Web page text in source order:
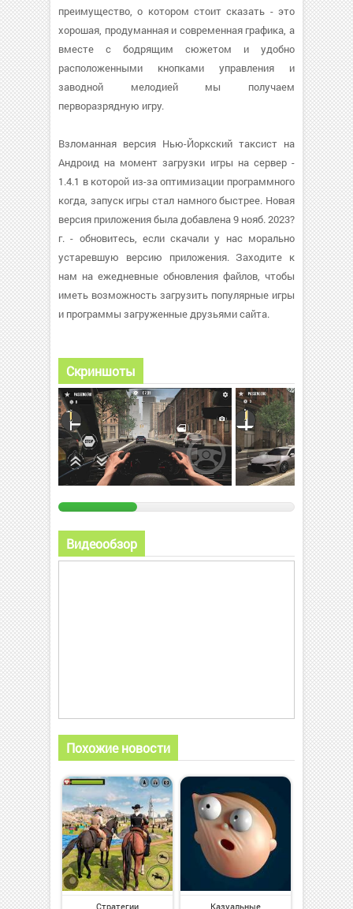
преимущество, о котором стоит сказать - это
хорошая, продуманная и современная графика, а
вместе с бодрящим сюжетом и удобно
расположенными кнопками управления и
заводной мелодией мы получаем
перворазрядную игру.
Взломанная версия Нью-Йоркский таксист на
Андроид на момент загрузки игры на сервер -
1.4.1 в которой из-за оптимизации программного
когда, запуск игры стал намного быстрее. Новая
версия приложения была добавлена 9 нояб. 2023?
г. - обновитесь, если скачали у нас морально
устаревшую версию приложения. Заходите к
нам на ежедневные обновления файлов, чтобы
иметь возможность загрузить популярные игры
и программы загруженные друзьями сайта.
Скриншоты
Видеообзор
Похожие новости
Стратегии Казуальные